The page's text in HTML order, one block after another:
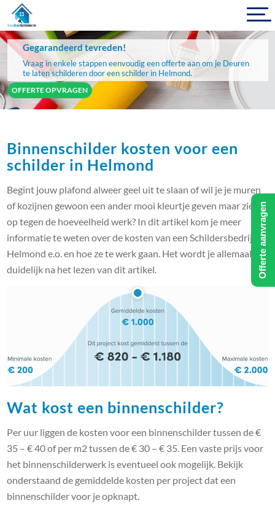
Gegarandeerd tevreden!
Vraag in enkele stappen eenvoudig een offerte aan om je Deuren
te laten schilderen door een schilder in Helmond.
OFFERTE OPVRAGEN
Binnenschilder kosten voor een
schilder in Helmond
Begint jouw plafond alweer geel uit te slaan of wil je je muren
of kozijnen gewoon een ander mooi kleurtje geven maar zie je
op tegen de hoeveelheid werk? In dit artikel kom je meer
informatie te weten over de kosten van een Schildersbedrijf in
Helmond e.o. en hoe ze te werk gaan. Het wordt je allemaal
duidelijk na het lezen van dit artikel.
Wat kost een binnenschilder?
Per uur liggen de kosten voor een binnenschilder tussen de €
35 – € 40 of per m2 tussen de € 30 – € 35. Een vaste prijs voor
het binnenschilderwerk is eventueel ook mogelijk. Bekijk
onderstaand de gemiddelde kosten per project dat een
binnenschilder voor je opknapt.
Offerte aanvragen